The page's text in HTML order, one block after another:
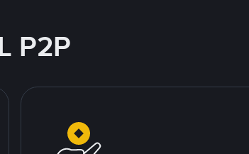
P2P